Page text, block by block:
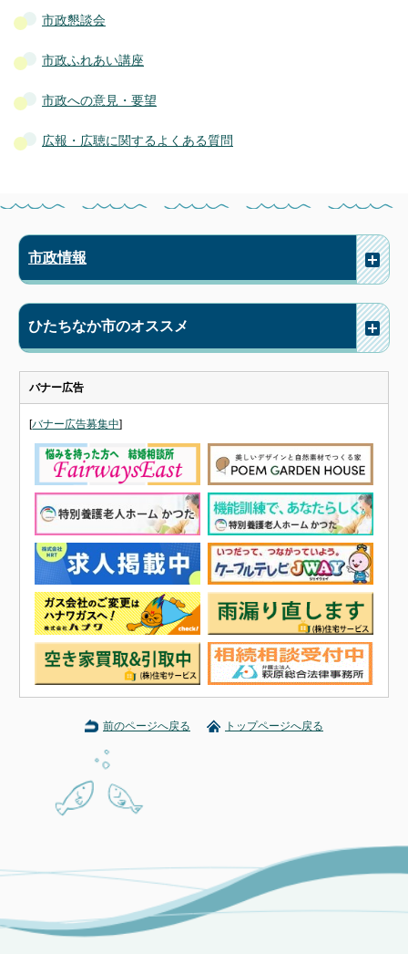
市政懇談会
市政ふれあい講座
市政への意見・要望
広報・広聴に関するよくある質問
市政情報
ひたちなか市のオススメ
バナー広告
[バナー広告募集中]
前のページへ戻る トップページへ戻る